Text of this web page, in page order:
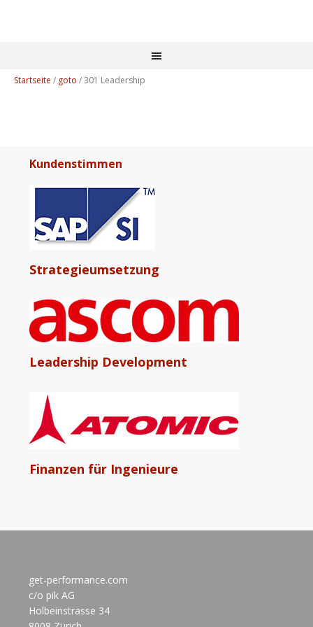
Startseite / goto /301 Leadership
Kundenstimmen
Strategieumsetzung
Leadership Development
Finanzen für Ingenieure
get-performance.com
c/o pik AG
Holbeinstrasse 34